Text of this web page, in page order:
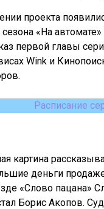
проекта
«На автомате»
первой главы
Wink и
Расписание
картина
деньги
«Слово пацана»
Борис Акопов.